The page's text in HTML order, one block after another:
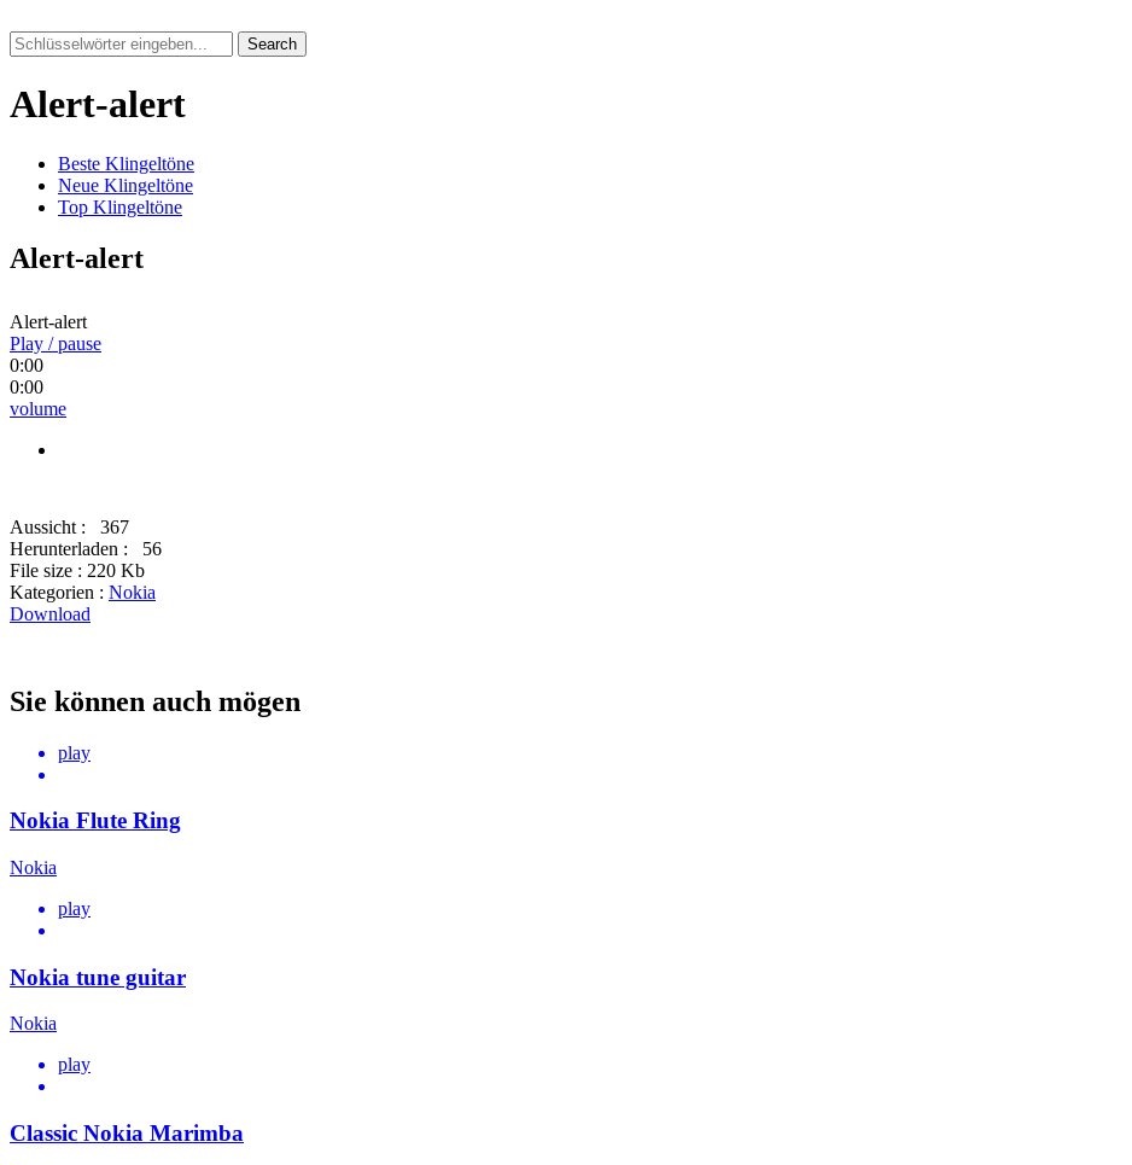
Search
Alert-alert
Beste Klingeltöne
Neue Klingeltöne
Top Klingeltöne
Alert-alert
Alert-alert
Play / pause
0:00
0:00
volume
Aussicht :
367
Herunterladen :
56
File size : 220 Kb
Kategorien : Nokia
Download
Sie können auch mögen
play
Nokia Flute Ring
Nokia
play
Nokia tune guitar
Nokia
play
Classic Nokia Marimba